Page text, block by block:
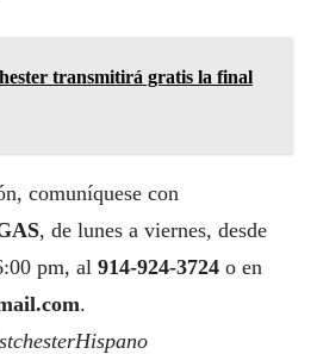
transmitirá gratis la final
comuníquese con
, de lunes a viernes, desde
pm, al 914-924-3724 o en
.